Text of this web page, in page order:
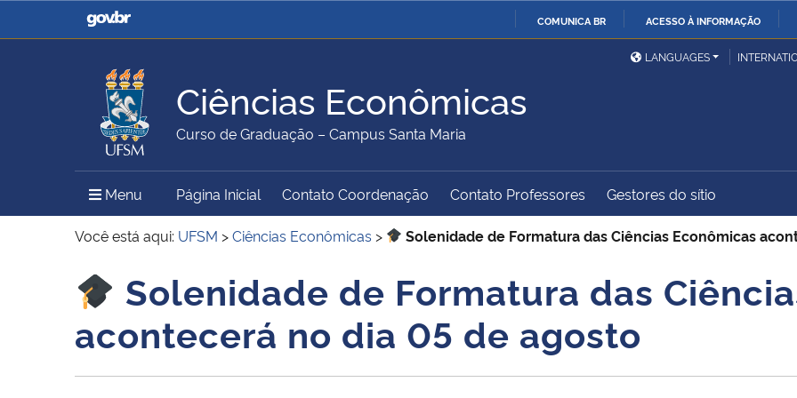
COMUNICA BR ACESSO À INFORMAÇÃO
Casa Civil
Ministério da Justiça e
Ministério da Defesa
Ministério das Relações
Exteriores
Ministério da Agricultura,
Pecuária e Abastecimento
Ministério da Educação Ministério da Cidadania
Ministério do Meio Ambiente Ministério do Turismo
Ministério do
Desenvolvimento Regional
Controladoria-Geral da
União
Secretaria de Governo
Gabinete de Segurança
Institucional
Advocacia-Geral da União Banco Central do Brasil
LANGUAGES
Ciências Econômicas
Curso de Graduação – Campus Santa Maria
Menu Menu Principal do Sítio
Página Inicial Contato Coordenação Contato Professores Gestores do sítio
Você está aqui: UFSM >Ciências Econômicas > Solenidade de Formatura das Ciências Econômicas
Início do conteúdo
Solenidade de Formatura das
acontecerá no dia 05 de agosto